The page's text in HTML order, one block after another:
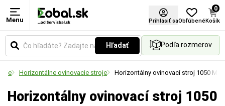
Menu Prihlásiť saObľúbené
0
Košík
Hľadať Podľa rozmerov
Horizontálne ovinovacie stroje Horizontálny ovinovací stroj 1050 M
Horizontálny ovinovací stroj 1050